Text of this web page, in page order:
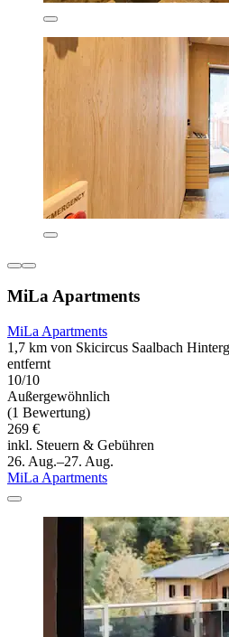
MiLa Apartments
MiLa Apartments
1,7 km von Skicircus Saalbach
entfernt
10/10
Außergewöhnlich
(1 Bewertung)
269 €
inkl. Steuern & Gebühren
26. Aug.–27. Aug.
MiLa Apartments